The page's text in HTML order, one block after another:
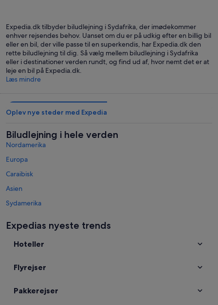
Expedia.dk tilbyder biludlejning i Sydafrika, der imødekommer
enhver rejsendes behov. Uanset om du er på udkig efter en billig bil
eller en bil, der ville passe til en superkendis, har Expedia.dk den
rette biludlejning til dig. Så vælg mellem biludlejning i Sydafrika
eller i destinationer verden rundt, og find ud af, hvor nemt det er at
leje en bil på Expedia.dk.
Læs mindre
Oplev nye steder med Expedia
Biludlejning i hele verden
Nordamerika
Europa
Caraibisk
Asien
Sydamerika
Mexico og Centralamerika
Mellemøsten
Biludlejning i Knysna
Biludlejning i Johannesburg
Expedias nyeste trends
Hoteller
Flyrejser
Pakkerejser